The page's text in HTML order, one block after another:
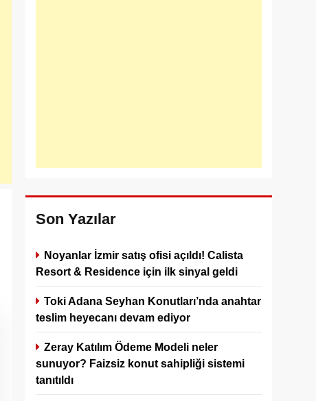
Son Yazılar
Noyanlar İzmir satış ofisi açıldı! Calista
Resort & Residence için ilk sinyal geldi
Toki Adana Seyhan Konutları’nda anahtar
teslim heyecanı devam ediyor
Zeray Katılım Ödeme Modeli neler
sunuyor? Faizsiz konut sahipliği sistemi
tanıtıldı